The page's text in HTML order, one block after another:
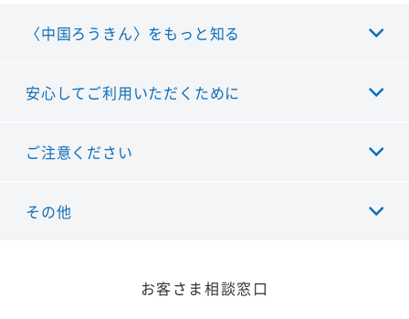
〈中国ろうきん〉をもっと知る
安心してご利用いただくために
ご注意ください
その他
お客さま相談窓口